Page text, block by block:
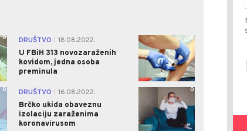
0 DRUŠTVO
18.08.2022.
U FBiH 313 novozaraženih
kovidom, jedna osoba
preminula
0
0 DRUŠTVO
16.08.2022.
Brčko ukida obaveznu
izolaciju zaraženima
koronavirusom
0